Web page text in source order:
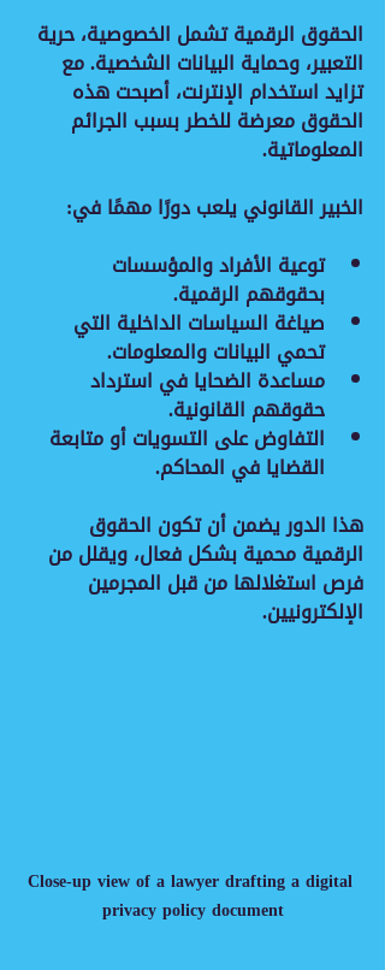
الحقوق الرقمية تشمل الخصوصية، حرية
التعبير، وحماية البيانات الشخصية. مع
تزايد استخدام الإنترنت، أصبحت هذه
الحقوق معرضة للخطر بسبب الجرائم
المعلوماتية.
الخبير القانوني يلعب دورًا مهمًا في:
توعية الأفراد والمؤسسات
بحقوقهم الرقمية.
صياغة السياسات الداخلية التي
تحمي البيانات والمعلومات.
مساعدة الضحايا في استرداد
حقوقهم القانونية.
التفاوض على التسويات أو متابعة
القضايا في المحاكم.
هذا الدور يضمن أن تكون الحقوق
الرقمية محمية بشكل فعال، ويقلل من
فرص استغلالها من قبل المجرمين
الإلكترونيين.
Close-up view of a lawyer drafting a digital
privacy policy document